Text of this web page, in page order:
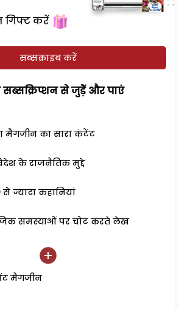
गिफ्ट करें
सब्सक्राइब करें
सब्सक्रिप्शन से जुड़ेें और पाएं
मैगजीन का सारा कंटेंट
के राजनैतिक मुद्दे
से ज्यादा कहानियां
समस्याओं पर चोट करते लेख
मैगजीन